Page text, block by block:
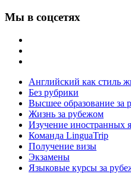
Мы в соцсетях
Английский как стиль
Без рубрики
Высшее образование за
Жизнь за рубежом
Изучение иностранных
Команда LinguaTrip
Получение визы
Экзамены
Языковые курсы за